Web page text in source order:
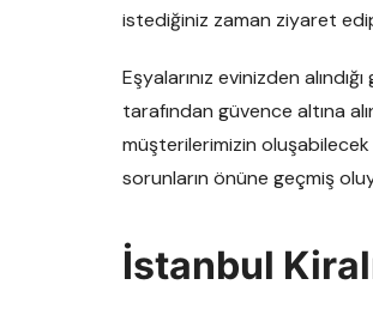
istediğiniz zaman ziyaret
Eşyalarınız evinizden
tarafından güvence altına
müşterilerimizin oluşabilecek
sorunların önüne geçmiş
İstanbul